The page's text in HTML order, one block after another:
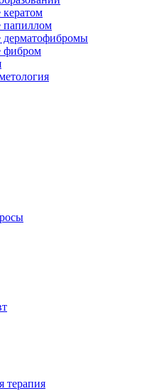
кератом
папиллом
дерматофибромы
фибром
терапия